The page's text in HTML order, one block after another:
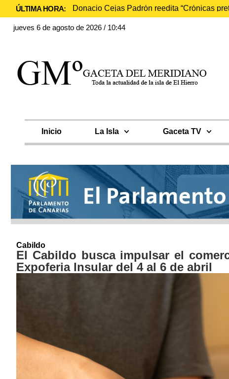
ÚLTIMA HORA: Donacio Cejas Padrón reedita “Crónicas
jueves 6 de agosto de 2026 / 10:44
Inicio La Isla Gaceta TV
Cabildo
El Cabildo busca impulsar el
Expoferia Insular del 4 al 6 de abril